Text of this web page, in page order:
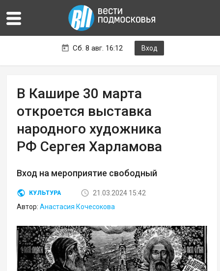
Сб. 8 авг. 16:12 Вход
В Кашире 30 марта
откроется выставка
народного художника
РФ Сергея Харламова
Вход на мероприятие свободный
КУЛЬТУРА
21.03.2024 15:42
Автор:Анастасия Кочесокова